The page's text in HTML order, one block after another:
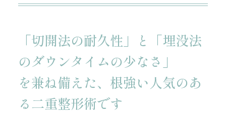
「切開法の耐久性」と「埋没法
のダウンタイムの少なさ」
を兼ね備えた、根強い人気のあ
る二重整形術です